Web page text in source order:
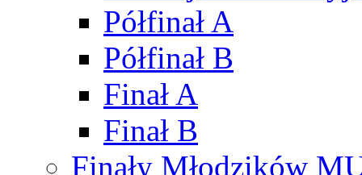
Półfinał A
Półfinał B
Finał A
Finał B
Finały Młodzików